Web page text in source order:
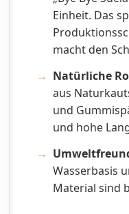
Einheit. Das
macht den
Natürliche
aus
und
und hohe
Wasserbasis
Material sind